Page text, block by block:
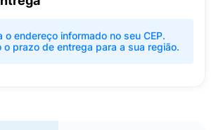
o endereço informado no seu CEP.
o prazo de entrega para a sua região.